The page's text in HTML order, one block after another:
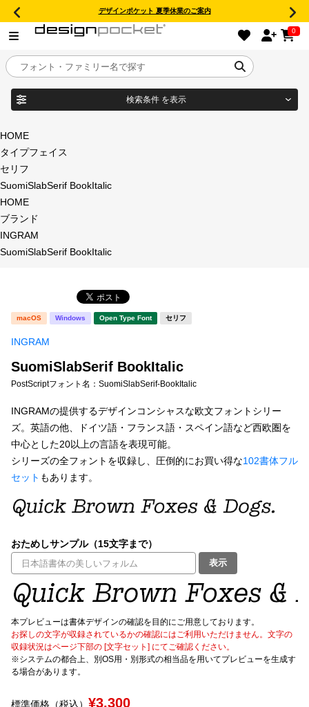
デザインポケット 夏季休業のご案内
0
目的別フォントガイド
特集
年間ライセンス商品
新着一覧
マイページ
お気に入り
ご利用ガイド
よくあるご質問
お問い合わせ
検索条件 を表示
商品名
タイプフェイス
明朝体
宋朝体
教科書体 行書体
草書体 勘亭流
江戸文字 デザイン毛筆
すべてを表示
セット or 単体
文字種類
HOME
タイプフェイス
セリフ
SuomiSlabSerif BookItalic
HOME
ブランド
INGRAM
SuomiSlabSerif BookItalic
macOS Windows Open Type Font セリフ
INGRAM
SuomiSlabSerif BookItalic
PostScriptフォント名： SuomiSlabSerif-BookItalic
INGRAMの提供するデザインコンシャスな欧文フォントシリー
ズ。英語の他、ドイツ語・フランス語・スペイン語など西欧圏を
中心とした20以上の言語を表現可能。
シリーズの全フォントを収録し、圧倒的にお買い得な102書体フル
セット もあります。
おためしサンプル（15文字まで）
表示
本プレビューは書体デザインの確認を目的にご用意しております。
お探しの文字が収録されているかの確認にはご利用いただけません。文字の
収録状況はページ下部の [文字セット] にてご確認ください。
※システムの都合上、別OS用・別形式の相当品を用いてプレビューを生成す
る場合があります。
標準価格（税込） ¥3,300